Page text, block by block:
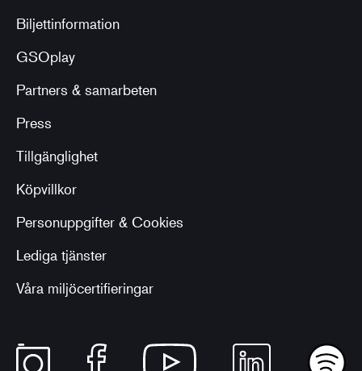
Biljettinformation
GSOplay
Partners & samarbeten
Press
Tillgänglighet
Köpvillkor
Personuppgifter & Cookies
Lediga tjänster
Våra miljöcertifieringar